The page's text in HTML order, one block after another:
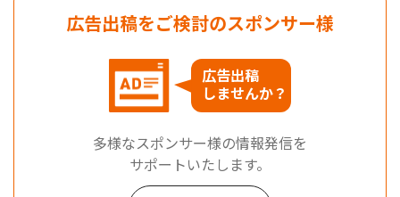
広告出稿をご検討のスポンサー様
広告出稿
しませんか？
多様なスポンサー様の情報発信を
サポートいたします。